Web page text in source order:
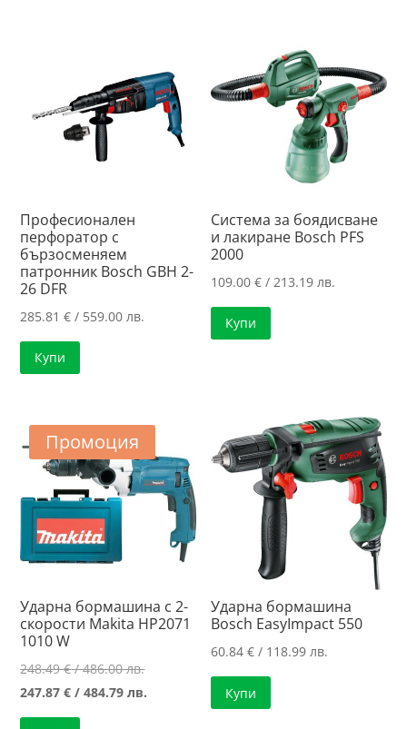
Професионален
перфоратор с
бързосменяем
патронник Bosch GBH 2-
26 DFR
285.81€ / 559.00 лв.
Купи
Система за боядисване
и лакиране Bosch PFS
2000
109.00€ / 213.19 лв.
Купи
Промоция
Ударна бормашина с 2-
скорости Makita HP2071
1010 W
248.49€/ 486.00 лв.Original
price
247.87€ / 484.79 лв.
Ударна бормашина
Bosch EasyImpact 550
60.84€ / 118.99 лв.
Купи